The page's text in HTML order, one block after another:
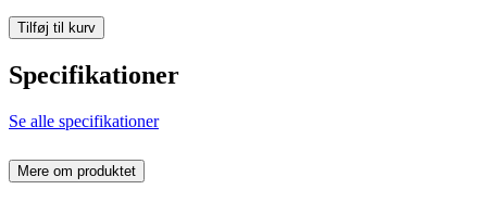
Tilføj til kurv
Specifikationer
Se alle specifikationer
Mere om produktet